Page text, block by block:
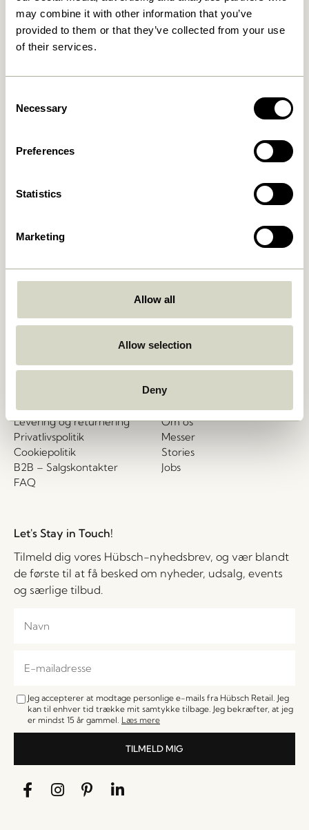
may combine it with other information that you’ve
provided to them or that they’ve collected from your use
of their services.
Selection
Necessary
Preferences
Statistics
Marketing
Allow all
Allow selection
Deny
Hübsch A/S (B2B)
HI-Park 381
shop@hubsch-
Handelsbetingelser
Levering og returnering
Privatlivspolitik
Cookiepolitik
B2B – Salgskontakter
FAQ
Om os
Messer
Stories
Jobs
Let's Stay in Touch!
Tilmeld dig vores Hübsch-nyhedsbrev, og vær blandt
de første til at få besked om nyheder, udsalg, events
og særlige tilbud.
Jeg accepterer at modtage personlige e-mails fra Hübsch Retail. Jeg
kan til enhver tid trække mit samtykke tilbage. Jeg bekræfter, at jeg
er mindst 15 år gammel. Læs mere
TILMELD MIG